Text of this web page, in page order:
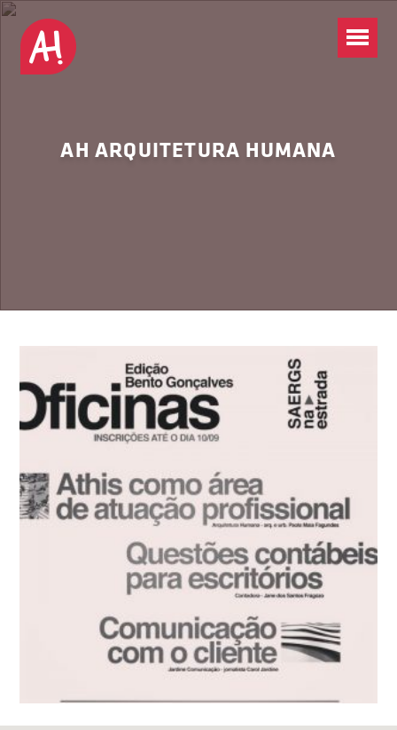
AH ARQUITETURA HUMANA